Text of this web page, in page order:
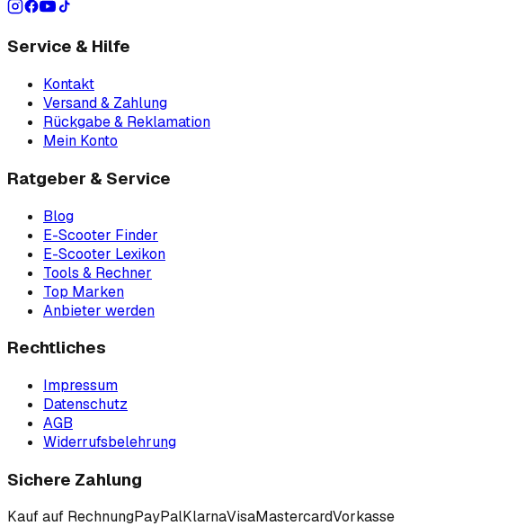
Service & Hilfe
Kontakt
Versand & Zahlung
Rückgabe & Reklamation
Mein Konto
Ratgeber & Service
Blog
E-Scooter Finder
E-Scooter Lexikon
Tools & Rechner
Top Marken
Anbieter werden
Rechtliches
Impressum
Datenschutz
AGB
Widerrufsbelehrung
Sichere Zahlung
Kauf auf RechnungPayPalKlarnaVisaMastercardVorkasse